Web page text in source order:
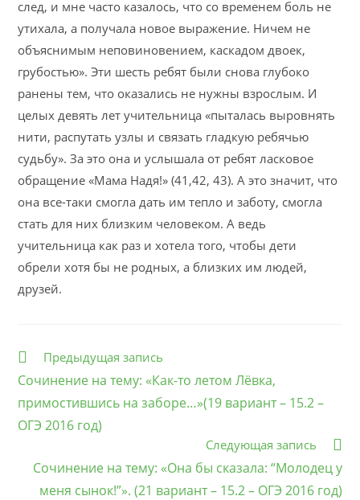
след, и мне часто казалось, что со временем боль не
утихала, а получала новое выражение. Ничем не
объяснимым неповиновением, каскадом двоек,
грубостью». Эти шесть ребят были снова глубоко
ранены тем, что оказались не нужны взрослым. И
целых девять лет учительница «пыталась выровнять
нити, распутать узлы и связать гладкую ребячью
судьбу». За это она и услышала от ребят ласковое
обращение «Мама Надя!» (41,42, 43). А это значит, что
она все-таки смогла дать им тепло и заботу, смогла
стать для них близким человеком. А ведь
учительница как раз и хотела того, чтобы дети
обрели хотя бы не родных, а близких им людей,
друзей.
Еще
Предыдущая запись
Сочинение на тему: «Как-то летом Лёвка,
примостившись на заборе…»(19 вариант – 15.2 –
ОГЭ 2016 год)
Следующая запись
Сочинение на тему: «Она бы сказала: “Молодец у
меня сынок!”». (21 вариант – 15.2 – ОГЭ 2016 год)